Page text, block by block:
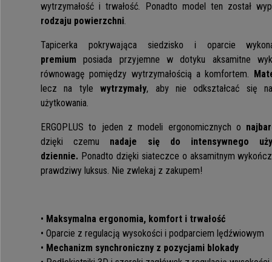
wytrzymałość i trwałość. Ponadto model ten został
rodzaju powierzchni.
Tapicerka pokrywająca siedzisko i oparcie
premium posiada przyjemne w dotyku aksamitne
równowagę pomiędzy wytrzymałością a komfortem.
lecz na tyle
wytrzymały, aby nie odkształcać się
użytkowania.
ERGOPLUS to jeden z modeli ergonomicznych o
dzięki czemu
nadaje się do intensywnego
dziennie. Ponadto dzięki siateczce o aksamitnym
prawdziwy luksus. Nie zwlekaj z zakupem!
• Maksymalna ergonomia, komfort i trwałość
• Oparcie z regulacją wysokości i podparciem lędźwiowym
• Mechanizm synchroniczny z pozycjami blokady